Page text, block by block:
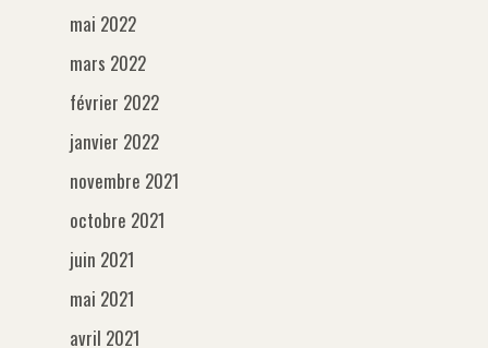
mai 2022
mars 2022
février 2022
janvier 2022
novembre 2021
octobre 2021
juin 2021
mai 2021
avril 2021